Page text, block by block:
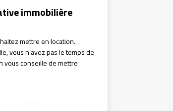
immobilière
mettre en location.
vous n’avez pas le temps de
vous conseille de mettre